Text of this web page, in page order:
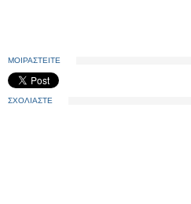
ΜΟΙΡΑΣΤΕΙΤΕ
ΣΧΟΛΙΑΣΤΕ